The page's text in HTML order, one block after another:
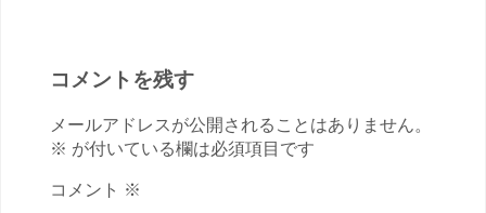
コメントを残す
メールアドレスが公開されることはありません。
※ が付いている欄は必須項目です
コメント ※